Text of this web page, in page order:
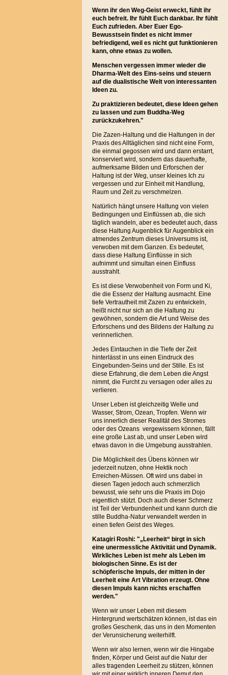
Wenn ihr den Weg-Geist erweckt, fühlt ihr
euch befreit. Ihr fühlt Euch dankbar. Ihr fühlt
Euch zufrieden. Aber Euer Ego-
Bewusstsein findet es nicht immer
befriedigend, weil es nicht gut funktionieren
kann, ohne etwas zu wollen.
Menschen vergessen immer wieder die
Dharma-Welt des Eins-seins und steuern
auf die dualistische Welt von interessanten
Ideen zu.
Zu praktizieren bedeutet, diese Ideen gehen
zu lassen und zum Buddha-Weg
zurückzukehren."
Die Zazen-Haltung und die Haltungen in der
Praxis des Alltäglichen sind nicht eine Form,
die einmal gegossen wird und dann erstarrt,
konserviert wird, sondern das dauerhafte,
aufmerksame Bilden und Erforschen der
Haltung ist der Weg, unser kleines Ich zu
vergessen und zur Einheit mit Handlung,
Raum und Zeit zu verschmelzen.
Natürlich hängt unsere Haltung von vielen
Bedingungen und Einflüssen ab, die sich
täglich wandeln, aber es bedeutet auch, dass
diese Haltung Augenblick für Augenblick ein
atmendes Zentrum dieses Universums ist,
verwoben mit dem Ganzen. Es bedeutet,
dass diese Haltung Einflüsse in sich
aufnimmt und simultan einen Einfluss
ausstrahlt.
Es ist diese Verwobenheit von Form und Ki,
die die Essenz der Haltung ausmacht. Eine
tiefe Vertrautheit mit Zazen zu entwickeln,
heißt nicht nur sich an die Haltung zu
gewöhnen, sondern die Art und Weise des
Erforschens und des Bildens der Haltung zu
verinnerlichen.
Jedes Eintauchen in die Tiefe der Zeit
hinterlässt in uns einen Eindruck des
Eingebunden-Seins und der Stille. Es ist
diese Erfahrung, die dem Leben die Angst
nimmt, die Furcht zu versagen oder alles zu
verlieren.
Unser Leben ist gleichzeitig Welle und
Wasser, Strom, Ozean, Tropfen. Wenn wir
uns innerlich dieser Realität des Stromes
oder des Ozeans vergewissern können, fällt
eine große Last ab, und unser Leben wird
etwas davon in die Umgebung ausstrahlen.
Die Möglichkeit des Übens können wir
jederzeit nutzen, ohne Hektik noch
Erreichen-Müssen. Oft wird uns dabei in
diesen Tagen jedoch auch schmerzlich
bewusst, wie sehr uns die Praxis im Dojo
eigentlich stützt. Doch auch dieser Schmerz
ist Teil der Verbundenheit und kann durch die
stille Buddha-Natur verwandelt werden in
einen tiefen Geist des Weges.
Katagiri Roshi: "„Leerheit“ birgt in sich
eine unermessliche Aktivität und Dynamik.
Wirkliches Leben ist mehr als Leben im
biologischen Sinne. Es ist der
schöpferische Impuls, der mitten in der
Leerheit eine Art Vibration erzeugt. Ohne
diesen Impuls kann nichts erschaffen
werden."
Wenn wir unser Leben mit diesem
Hintergrund wertschätzen können, ist das ein
großes Geschenk, das uns in den Momenten
der Verunsicherung weiterhilft.
Wenn wir also lernen, wenn wir die Hingabe
finden, Körper und Geist auf die Natur der
alles tragenden Leerheit zu stützen, können